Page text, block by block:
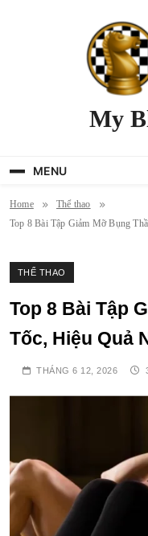
My
MENU
Home
Thể thao
Top 8 Bài Tập Giảm Mỡ Bụng
THỂ THAO
Top 8 Bài Tập
Tốc, Hiệu Quả
THÁNG 6 12, 2026